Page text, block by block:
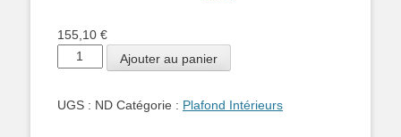
155,10 €
quantité
de
Oleomat
Ajouter au panier
UGS : ND Catégorie : Plafond Intérieurs